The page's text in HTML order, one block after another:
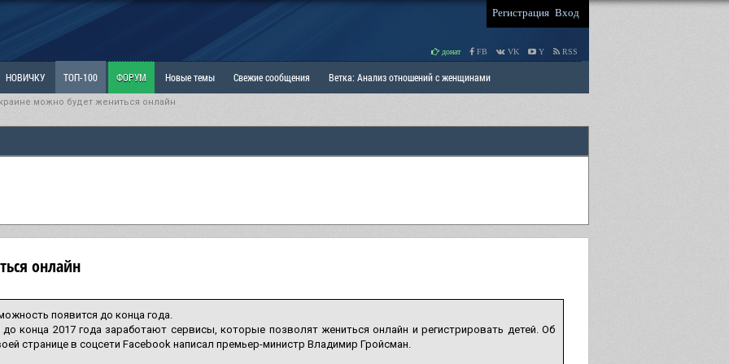
Регистрация Вход
донат FB VK Y RSS
НОВИЧКУ ТОП-100 ФОРУМ Новые темы Свежие сообщения Ветка: Анализ отношений с женщинами
Наболевшее. Выскажись!
можно будет жениться онлайн
онлайн
появится до конца года.
до конца 2017 года заработают сервисы, которые позволят жениться онлайн и регистрировать детей. Об
странице в соцсети Facebook написал премьер-министр Владимир Гройсман.